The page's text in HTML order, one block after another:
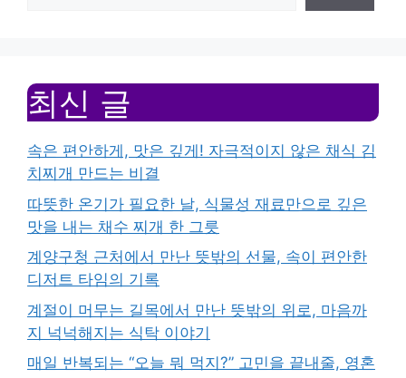
최신 글
속은 편안하게, 맛은 깊게! 자극적이지 않은 채식 김
치찌개 만드는 비결
따뜻한 온기가 필요한 날, 식물성 재료만으로 깊은
맛을 내는 채수 찌개 한 그릇
계양구청 근처에서 만난 뜻밖의 선물, 속이 편안한
디저트 타임의 기록
계절이 머무는 길목에서 만난 뜻밖의 위로, 마음까
지 넉넉해지는 식탁 이야기
매일 반복되는 “오늘 뭐 먹지?” 고민을 끝내줄, 영혼